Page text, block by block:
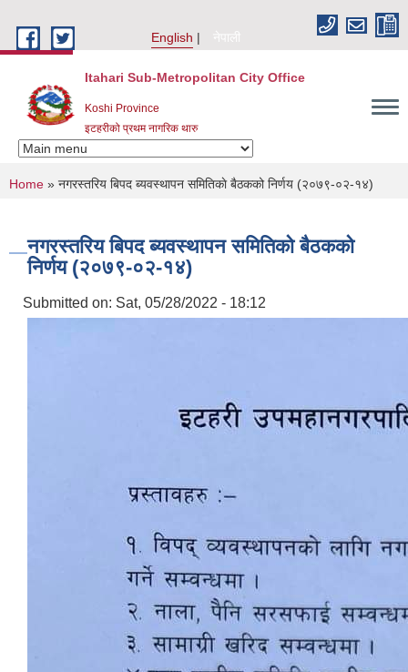
English
नेपाली
Itahari Sub-Metropolitan City Office
Koshi Province
इटहरीको प्रथम नागरिक थारु
You are here
Home » नगरस्तरिय बिपद ब्यवस्थापन समितिकाे बैठकको निर्णय (२०७९-०२-१४)
नगरस्तरिय बिपद ब्यवस्थापन समितिकाे बैठकको
निर्णय (२०७९-०२-१४)
Submitted on: Sat, 05/28/2022 - 18:12